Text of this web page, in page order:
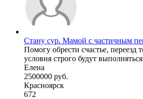
Стану сур. Мамой с частичным
Помогу обрести счастье, переезд
условия строго будут
Елена
2500000 руб.
Красноярск
672